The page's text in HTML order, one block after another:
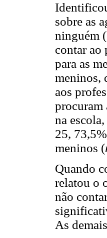
sobre as
ninguém (
contar ao
para as
meninos,
aos
procuram
na
25,
meninos (
Quando
relatou o
não
As